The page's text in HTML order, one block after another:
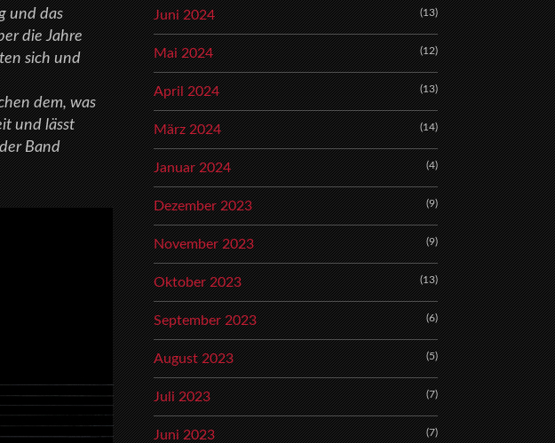
und das
die Jahre
sich und
dem, was
und lässt
Band
Juni 2024 (13)
Mai 2024 (12)
April 2024 (13)
März 2024 (14)
Januar 2024 (4)
Dezember 2023 (9)
November 2023 (9)
Oktober 2023 (13)
September 2023 (6)
August 2023 (5)
Juli 2023 (7)
Juni 2023 (7)